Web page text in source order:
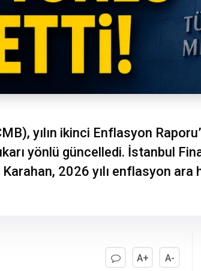
yılın ikinci Enflasyon
yönlü güncelledi. İstanbul
2026 yılı enflasyon
A+ A-